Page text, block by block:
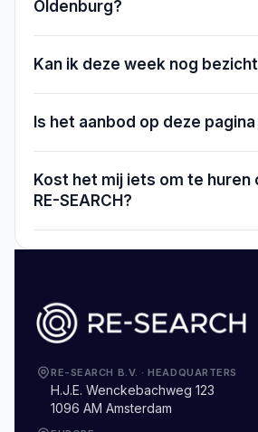
Oldenburg?
Kan ik deze week nog
Is het aanbod op deze
Kost het mij iets om te huren
RE-SEARCH?
RE-SEARCH B.V. ·HEADQUARTERS
H.J.E. Wenckebachweg 123
1096 AM Amsterdam